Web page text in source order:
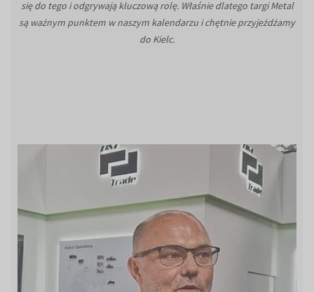
się do tego i odgrywają kluczową rolę. Właśnie dlatego targi Metal
są ważnym punktem w naszym kalendarzu i chętnie przyjeżdżamy
do Kielc.